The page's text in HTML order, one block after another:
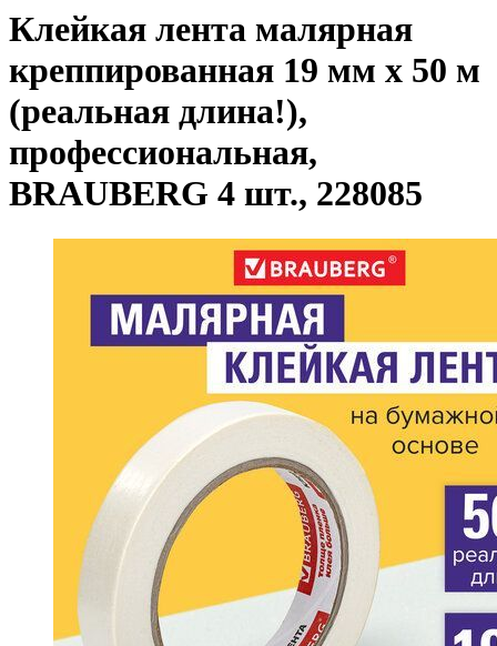
Клейкая лента малярная
креппированная 19 мм х 50 м
(реальная длина!),
профессиональная,
BRAUBERG 4 шт., 228085